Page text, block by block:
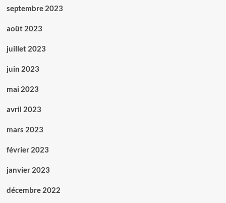
septembre 2023
août 2023
juillet 2023
juin 2023
mai 2023
avril 2023
mars 2023
février 2023
janvier 2023
décembre 2022